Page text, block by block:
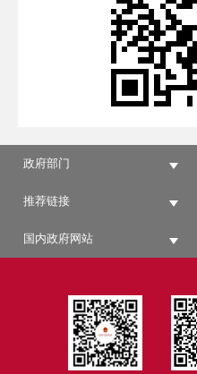
政府部门
推荐链接
国内政府网站